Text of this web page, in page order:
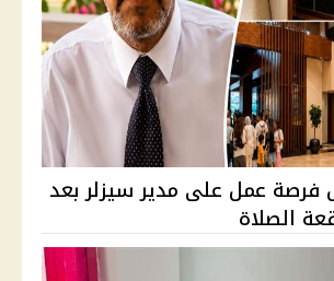
فرصة عمل على مدير سيزلر بعد
الصلاة